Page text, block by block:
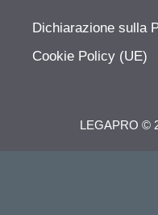
Dichiarazione sulla
Cookie Policy (UE)
LEGAPRO ©